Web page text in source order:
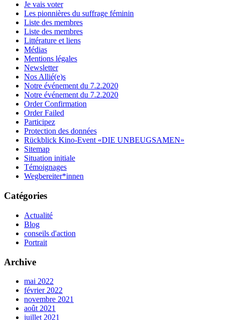
Je vais voter
Les pionnières du suffrage féminin
Liste des membres
Liste des membres
Littérature et liens
Médias
Mentions légales
Newsletter
Nos Allié(e)s
Notre événement du 7.2.2020
Notre événement du 7.2.2020
Order Confirmation
Order Failed
Participez
Protection des données
Rückblick Kino-Event «DIE UNBEUGSAMEN»
Sitemap
Situation initiale
Témoignages
Wegbereiter*innen
Catégories
Actualité
Blog
conseils d'action
Portrait
Archive
mai 2022
février 2022
novembre 2021
août 2021
juillet 2021